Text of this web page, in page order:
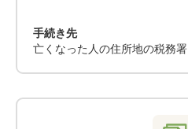
手続き先
亡くなった人の住所地の税務署